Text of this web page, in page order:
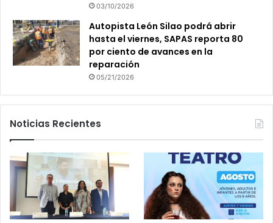
03/10/2026
Autopista León Silao podrá abrir
hasta el viernes, SAPAS reporta 80
por ciento de avances en la
reparación
05/21/2026
Noticias Recientes